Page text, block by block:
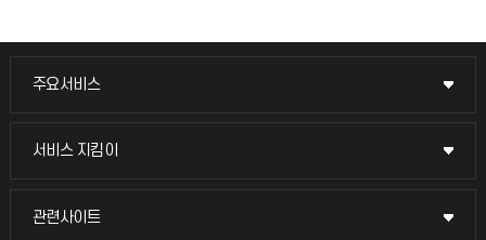
주요서비스
주요서비스
교무회의방송
서비스 지킴이
서비스 지킴이
묻고 답하기
관련사이트
관련사이트